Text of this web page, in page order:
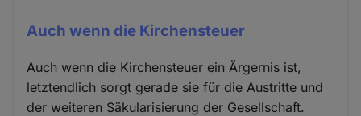
Auch wenn die Kirchensteuer
Auch wenn die Kirchensteuer ein Ärgernis ist,
letztendlich sorgt gerade sie für die Austritte und
der weiteren Säkularisierung der Gesellschaft.